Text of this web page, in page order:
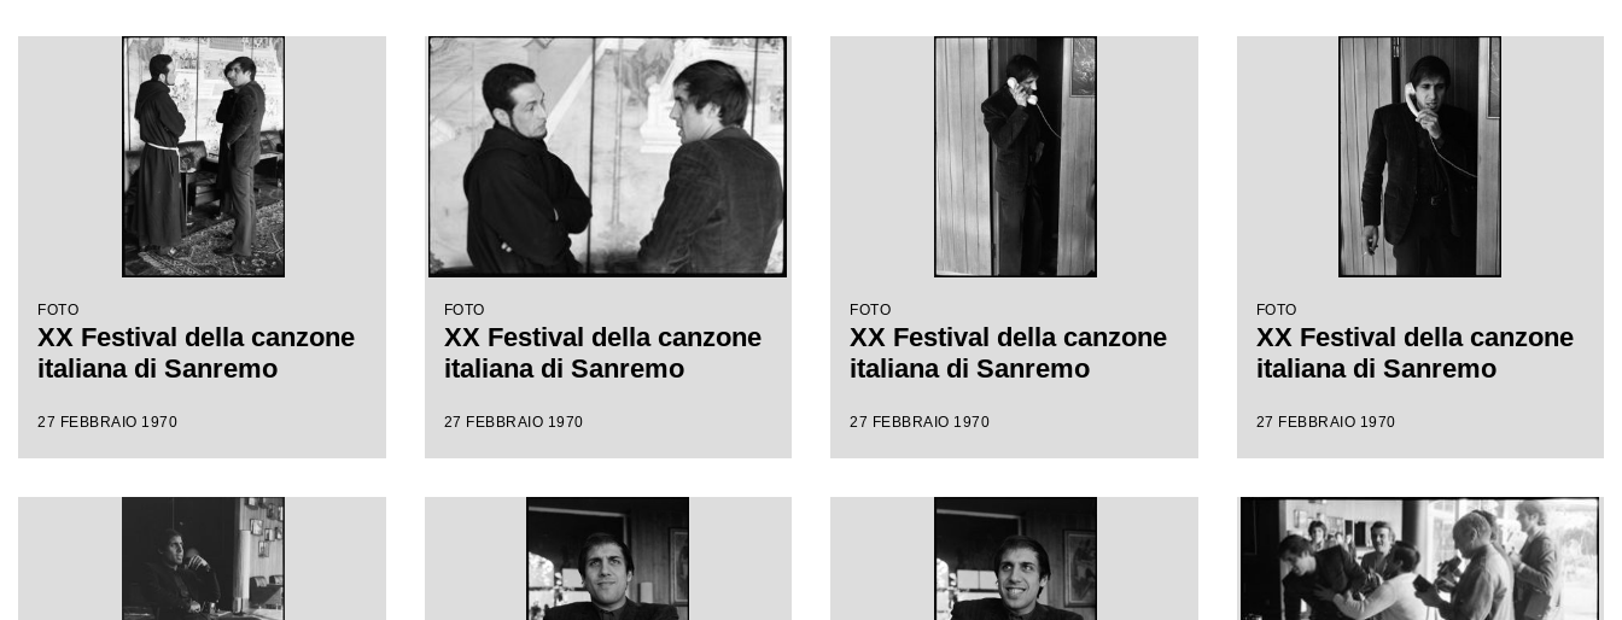
FOTO
XX Festival della canzone
italiana di Sanremo
27 FEBBRAIO 1970
FOTO
XX Festival della canzone
italiana di Sanremo
27 FEBBRAIO 1970
FOTO
XX Festival della canzone
italiana di Sanremo
27 FEBBRAIO 1970
FOTO
XX Festival della canzone
italiana di Sanremo
27 FEBBRAIO 1970